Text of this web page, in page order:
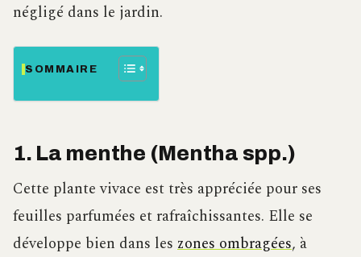
négligé dans le jardin.
SOMMAIRE
1. La menthe (Mentha spp.)
Cette plante vivace est très appréciée pour ses
feuilles parfumées et rafraîchissantes. Elle se
développe bien dans les zones ombragées, à